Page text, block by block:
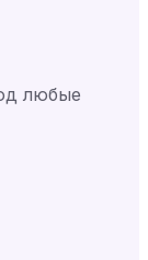
любые